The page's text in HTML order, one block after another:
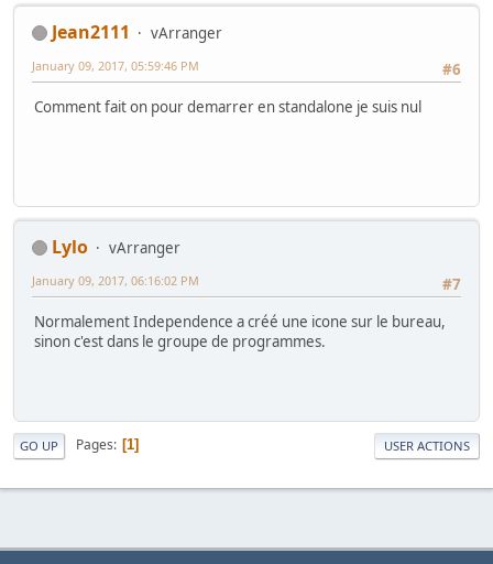
Jean2111
vArranger
#6
January 09, 2017, 05:59:46 PM
Comment fait on pour demarrer en standalone je suis nul
Lylo
vArranger
#7
January 09, 2017, 06:16:02 PM
Normalement Independence a créé une icone sur le bureau,
sinon c'est dans le groupe de programmes.
GO UP Pages 1 USER ACTIONS